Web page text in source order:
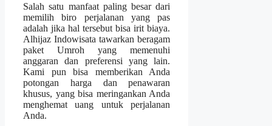
Salah satu manfaat paling besar dari
memilih biro perjalanan yang pas
adalah jika hal tersebut bisa irit biaya.
Alhijaz Indowisata tawarkan beragam
paket Umroh yang memenuhi
anggaran dan preferensi yang lain.
Kami pun bisa memberikan Anda
potongan harga dan penawaran
khusus, yang bisa meringankan Anda
menghemat uang untuk perjalanan
Anda.